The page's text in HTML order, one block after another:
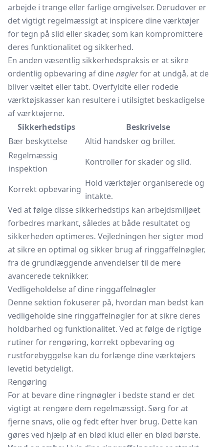
arbejde i trange eller farlige omgivelser. Derudover er
det vigtigt regelmæssigt at inspicere dine værktøjer
for tegn på slid eller skader, som kan kompromittere
deres funktionalitet og sikkerhed.
En anden væsentlig sikkerhedspraksis er at sikre
ordentlig opbevaring af dinenøglerfor at undgå, at de
bliver væltet eller tabt. Overfyldte eller rodede
værktøjskasser kan resultere i utilsigtet beskadigelse
af værktøjerne.
Sikkerhedstips
Beskrivelse
Bær beskyttelse
Altid handsker og briller.
Regelmæssig
inspektion
Kontroller for skader og slid.
Korrekt opbevaring
Hold værktøjer organiserede og
intakte.
Ved at følge disse sikkerhedstips kan arbejdsmiljøet
forbedres markant, således at både resultatet og
sikkerheden optimeres. Vejledningen her sigter mod
at sikre en optimal og sikker brug af ringgaffelnøgler,
fra de grundlæggende anvendelser til de mere
avancerede teknikker.
Vedligeholdelse af dine ringgaffelnøgler
Denne sektion fokuserer på, hvordan man bedst kan
vedligeholde sine ringgaffelnøgler for at sikre deres
holdbarhed og funktionalitet. Ved at følge de rigtige
rutiner for rengøring, korrekt opbevaring og
rustforebyggelse kan du forlænge dine værktøjers
levetid betydeligt.
Rengøring
For at bevare dine ringnøgler i bedste stand er det
vigtigt at rengøre dem regelmæssigt. Sørg for at
fjerne snavs, olie og fedt efter hver brug. Dette kan
gøres ved hjælp af en blød klud eller en blød børste.